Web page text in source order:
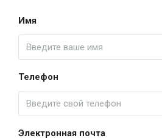
Имя
Телефон
Электронная почта